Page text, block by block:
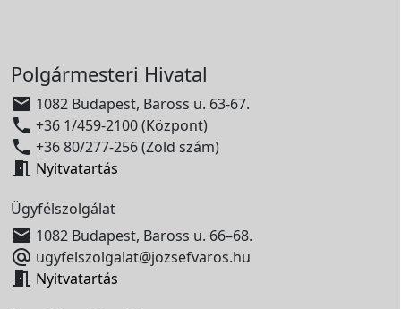
Polgármesteri Hivatal
 1082 Budapest, Baross u. 63-67.
 +36 1/459-2100 (Központ)
 +36 80/277-256 (Zöld szám)
 Nyitvatartás
Ügyfélszolgálat
 1082 Budapest, Baross u. 66–68.
 ugyfelszolgalat@jozsefvaros.hu
 Nyitvatartás